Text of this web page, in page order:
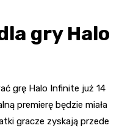
gry Halo
grę Halo Infinite już 14
premierę będzie miała
gracze zyskają przede